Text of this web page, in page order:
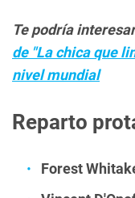
Te podría
de "La chica que
nivel mundial
Reparto
Forest